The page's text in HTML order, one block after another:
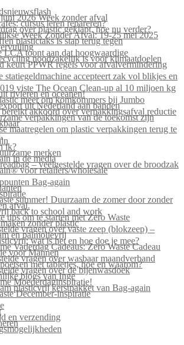
2026 Week zonder afval
cursus leren repareren?
over plastic geklapt, hoe nu verder?
Week Zonder Afval: 19-25 mei 2025
plastictaks is stap terug tegen
LCA toont aan dat hoogwaardige
noodzakelijk is voor klimaatdoelen
keurt PPWR regels voor afvalvermindering
statiegeldmachine accepteert zak vol blikjes en
viste The Ocean Clean-up al 10 miljoen kg
rivieren en oceanen!
meer om komkommers bij Jumbo
uit Nederland aan banden
akkoord over verpakkingsafval reductie
verpakkingen van de toekomst zijn
maatregelen om plastic verpakkingen terug te
ik?
merken
in de media
– veelgestelde vragen over de broodzak
voor retailers/wholesale
Bag-again
summer! Duurzaam de zomer door zonder
afval.
back to school and work
tips om te starten met Zero Waste
zonder plastic
vragen over vaste zeep (blokzeep) –
en palmolievrij
wat is het en hoe doe je mee?
Vaderdag Cadeaus: Zero Waste Cadeau
voor Mannen
vragen over wasbaar maandverband
met tabletjes, hoe en waarom?
vragen over de bijenwasdoek
blogs van Inge
Moederdaginspiratie!
plasticvrij kerstpakket van Bag-again
December-inspiratie
en verzending